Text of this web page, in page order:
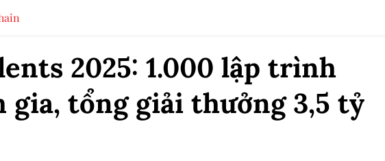
2025: 1.000 lập trình
tổng giải thưởng 3,5 tỷ